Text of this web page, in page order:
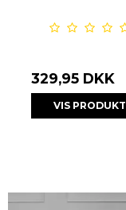
329,95 DKK
VIS PRODUKT